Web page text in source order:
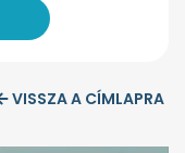
VISSZA A CÍMLAPRA